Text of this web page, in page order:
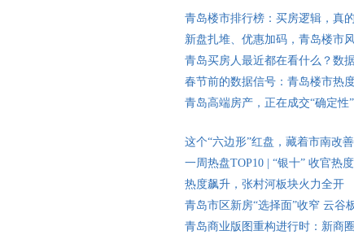
青岛楼市排行榜：买房逻辑，真
新盘扎堆、优惠加码，青岛楼市
青岛买房人最近都在看什么？数
春节前的数据信号：青岛楼市热
青岛高端房产，正在成交“确定性”
这个“六边形”红盘，藏着市南改
一周热盘TOP10 | “银十” 收官热
热度飙升，张村河板块火力全开
青岛市区新房“选择面”收窄 云谷
青岛商业版图重构进行时：新商